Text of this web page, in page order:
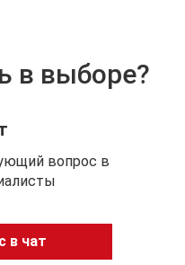
в выборе?
вопрос в
в чат